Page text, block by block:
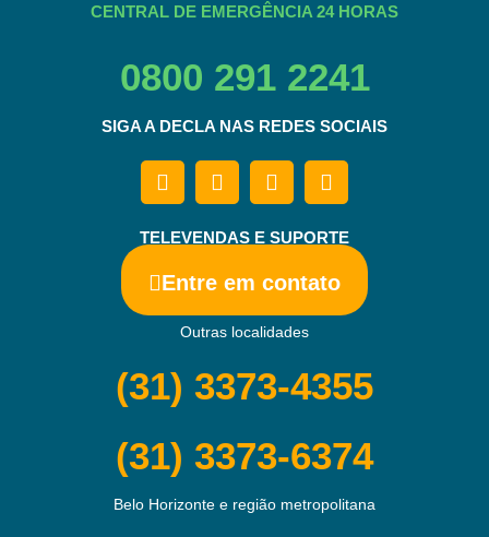
CENTRAL DE EMERGÊNCIA 24 HORAS
0800 291 2241
SIGA A DECLA NAS REDES SOCIAIS
TELEVENDAS E SUPORTE
Entre em contato
Outras localidades
(31) 3373-4355
(31) 3373-6374
Belo Horizonte e região metropolitana